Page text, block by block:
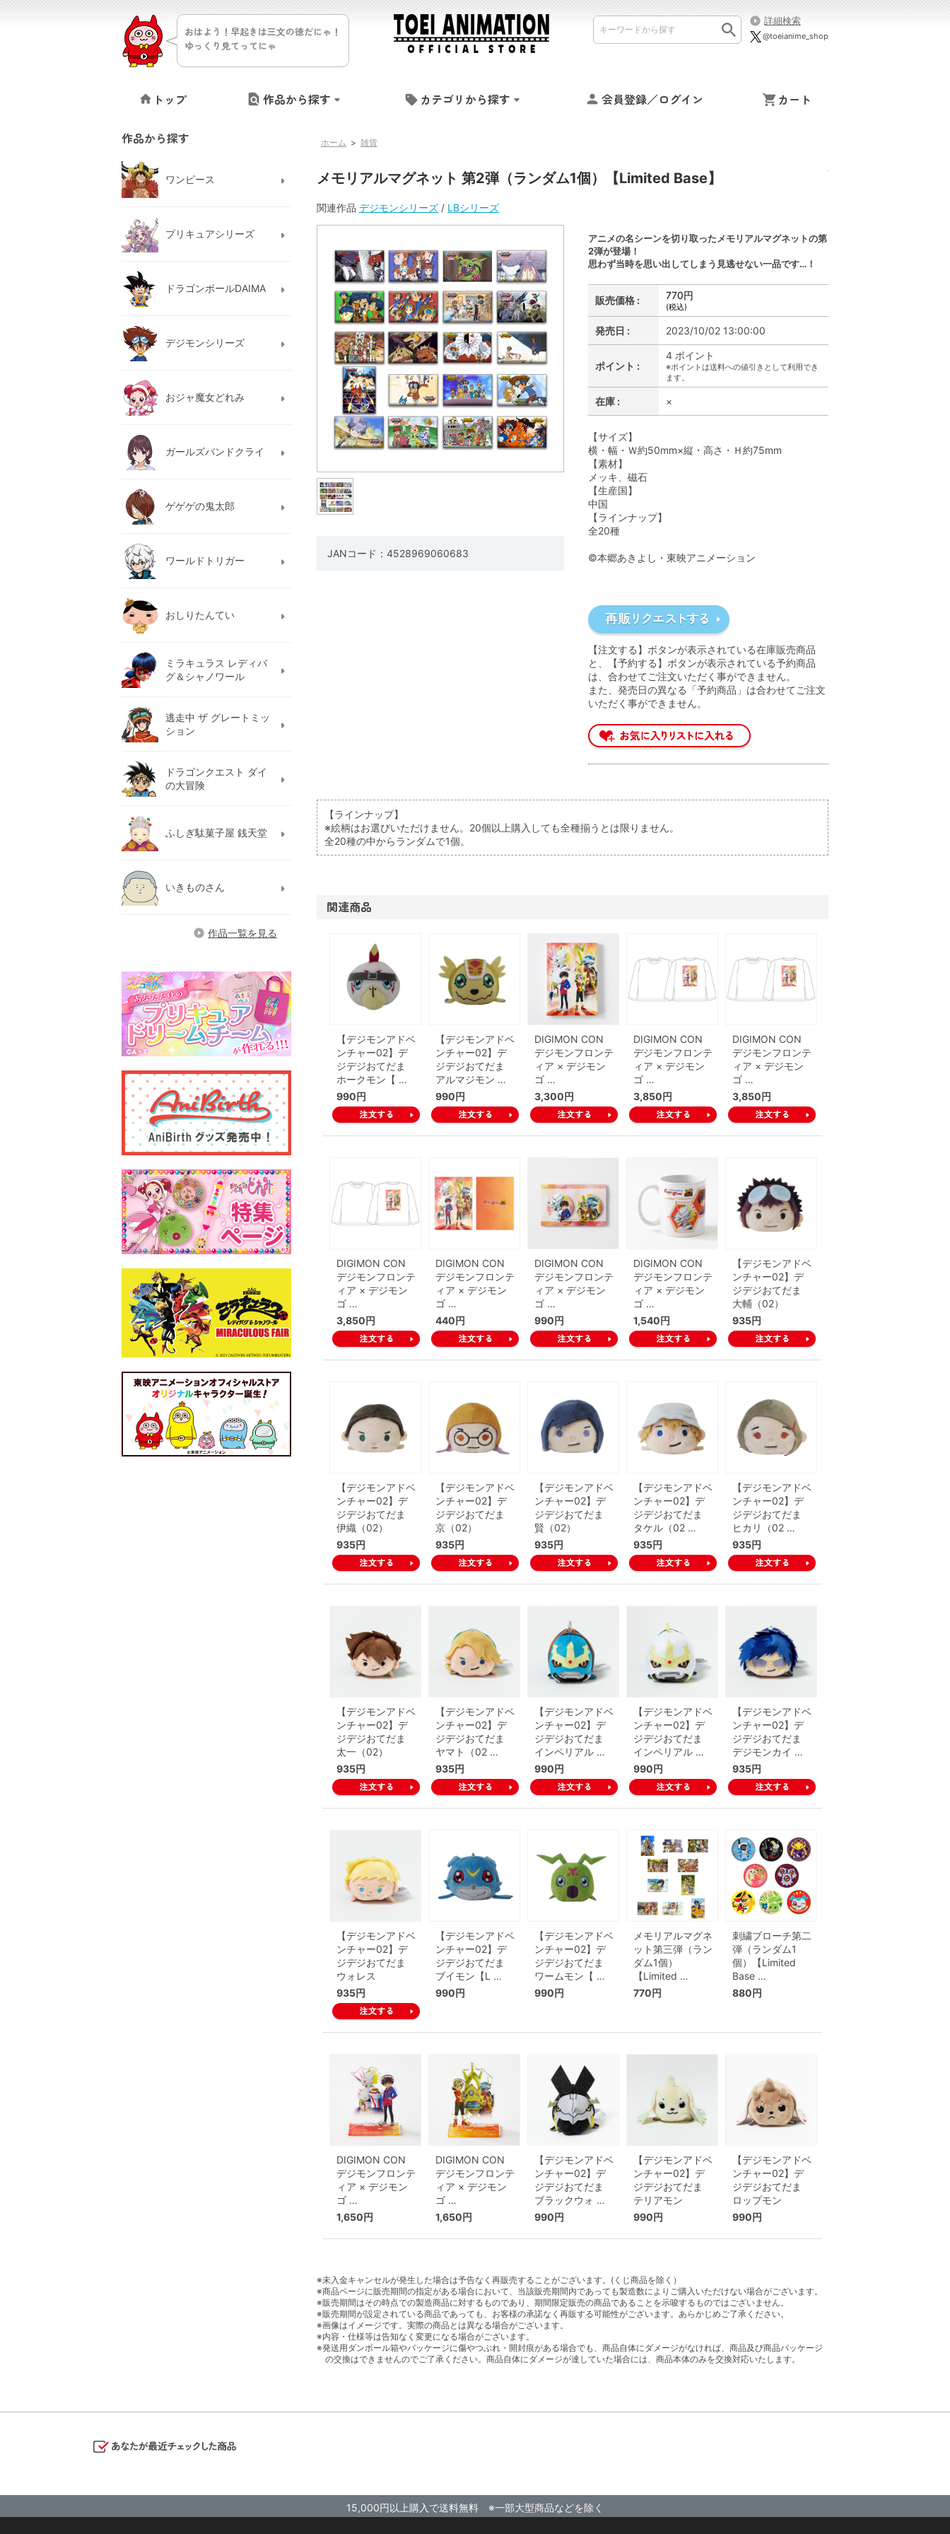
おはよう！早起きは三文の徳だにゃ！
ゆっくり見てってにゃ
詳細検索
@toeianime_shop
トップ 作品から探す カテゴリから探す 会員登録／ログイン カート
ホーム > 雑貨
メモリアルマグネット 第2弾（ランダム1個）【Limited Base】
関連作品 デジモンシリーズ / LBシリーズ
JANコード：4528969060683
アニメの名シーンを切り取ったメモリアルマグネットの第
2弾が登場！
思わず当時を思い出してしまう見逃せない一品です…！
販売価格 : 770円
(税込)
発売日 : 2023/10/02 13:00:00
ポイント :
4 ポイント
※ポイントは送料への値引きとして利用でき
ます。
在庫 : ×
【サイズ】
横・幅・Ｗ約50mm×縦・高さ・Ｈ約75mm
【素材】
メッキ、磁石
【生産国】
中国
【ラインナップ】
全20種
©本郷あきよし・東映アニメーション
【注文する】ボタンが表示されている在庫販売商品
と、【予約する】ボタンが表示されている予約商品
は、合わせてご注文いただく事ができません。
また、発売日の異なる「予約商品」は合わせてご注文
いただく事ができません。
【ラインナップ】
※絵柄はお選びいただけません。20個以上購入しても全種揃うとは限りません。
全20種の中からランダムで1個。
関連商品
【デジモンアドベ
ンチャー02】デ
ジデジおてだま
ホークモン【 …
990円
【デジモンアドベ
ンチャー02】デ
ジデジおてだま
アルマジモン …
990円
DIGIMON CON
デジモンフロンテ
ィア × デジモン
ゴ …
3,300円
DIGIMON CON
デジモンフロンテ
ィア × デジモン
ゴ …
3,850円
DIGIMON CON
デジモンフロンテ
ィア × デジモン
ゴ …
3,850円
DIGIMON CON
デジモンフロンテ
ィア × デジモン
ゴ …
3,850円
DIGIMON CON
デジモンフロンテ
ィア × デジモン
ゴ …
440円
DIGIMON CON
デジモンフロンテ
ィア × デジモン
ゴ …
990円
DIGIMON CON
デジモンフロンテ
ィア × デジモン
ゴ …
1,540円
【デジモンアドベ
ンチャー02】デ
ジデジおてだま
大輔（02）
935円
【デジモンアドベ
ンチャー02】デ
ジデジおてだま
伊織（02）
935円
【デジモンアドベ
ンチャー02】デ
ジデジおてだま
京（02）
935円
【デジモンアドベ
ンチャー02】デ
ジデジおてだま
賢（02）
935円
【デジモンアドベ
ンチャー02】デ
ジデジおてだま
タケル（02 …
935円
【デジモンアドベ
ンチャー02】デ
ジデジおてだま
ヒカリ（02 …
935円
【デジモンアドベ
ンチャー02】デ
ジデジおてだま
太一（02）
935円
【デジモンアドベ
ンチャー02】デ
ジデジおてだま
ヤマト（02 …
935円
【デジモンアドベ
ンチャー02】デ
ジデジおてだま
インペリアル …
990円
【デジモンアドベ
ンチャー02】デ
ジデジおてだま
インペリアル …
990円
【デジモンアドベ
ンチャー02】デ
ジデジおてだま
デジモンカイ …
935円
【デジモンアドベ
ンチャー02】デ
ジデジおてだま
ウォレス
935円
【デジモンアドベ
ンチャー02】デ
ジデジおてだま
ブイモン【L …
990円
【デジモンアドベ
ンチャー02】デ
ジデジおてだま
ワームモン【 …
990円
メモリアルマグネ
ット第三弾（ラン
ダム1個）
【Limited …
770円
刺繍ブローチ第二
弾（ランダム1
個）【Limited
Base …
880円
DIGIMON CON
デジモンフロンテ
ィア × デジモン
ゴ …
1,650円
DIGIMON CON
デジモンフロンテ
ィア × デジモン
ゴ …
1,650円
【デジモンアドベ
ンチャー02】デ
ジデジおてだま
ブラックウォ …
990円
【デジモンアドベ
ンチャー02】デ
ジデジおてだま
テリアモン
990円
【デジモンアドベ
ンチャー02】デ
ジデジおてだま
ロップモン
990円
※未入金キャンセルが発生した場合は予告なく再販売することがございます。(くじ商品を除く）
※商品ページに販売期間の指定がある場合において、当該販売期間内であっても製造数によりご購入いただけない場合がございます。
※販売期間はその時点での製造商品に対するものであり、期間限定販売の商品であることを示唆するものではございません。
※販売期間が設定されている商品であっても、お客様の承諾なく再販する可能性がございます。あらかじめご了承ください。
※画像はイメージです。実際の商品とは異なる場合がございます。
※内容・仕様等は告知なく変更になる場合がございます。
※発送用ダンボール箱やパッケージに傷やつぶれ・開封痕がある場合でも、商品自体にダメージがなければ、商品及び商品パッケージ
の交換はできませんのでご了承ください。商品自体にダメージが達していた場合には、商品本体のみを交換対応いたします。
作品から探す
ワンピース
プリキュアシリーズ
ドラゴンボールDAIMA
デジモンシリーズ
おジャ魔女どれみ
ガールズバンドクライ
ゲゲゲの鬼太郎
ワールドトリガー
おしりたんてい
ミラキュラス レディバ
グ＆シャノワール
逃走中 ザ グレートミッ
ション
ドラゴンクエスト ダイ
の大冒険
ふしぎ駄菓子屋 銭天堂
いきものさん
作品一覧を見る
15,000円以上購入で送料無料 ※一部大型商品などを除く